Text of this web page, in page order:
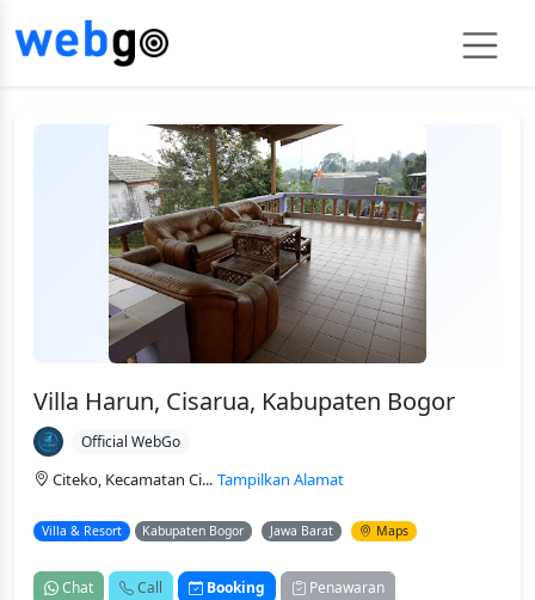
Villa Harun, Cisarua, Kabupaten Bogor
Official WebGo
Citeko, Kecamatan Ci... Tampilkan Alamat
Villa & Resort Kabupaten Bogor Jawa Barat Maps
Chat Call Booking Penawaran